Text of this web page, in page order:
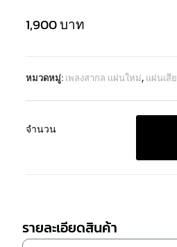
1,900บาท
หมวดหมู่: เพลงสากล แผ่นใหม่, แผ่นเสี
จำนวน
รายละเอียดสินค้า